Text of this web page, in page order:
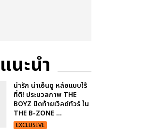
แนะนำ
น่ารัก น่าเอ็นดู หล่อแบบไร้
ที่ติ! ประมวลภาพ THE
BOYZ ปิดท้ายเวิลด์ทัวร์ ใน
THE B-ZONE ...
EXCLUSIVE